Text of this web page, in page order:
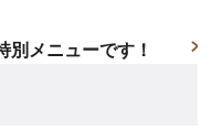
別メニューです！